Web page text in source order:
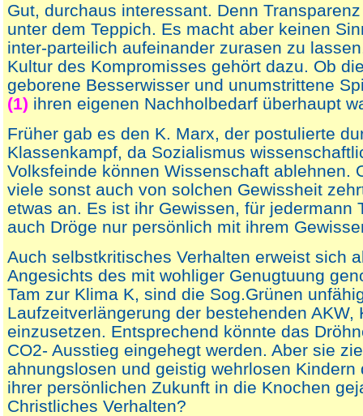
Gut, durchaus interessant. Denn
unter dem Teppich. Es macht aber keinen
inter-parteilich aufeinander zurasen zu
Kultur des Kompromisses gehört dazu. Ob
geborene Besserwisser und unumstrittene
(1) ihren eigenen Nachholbedarf überhaupt
Früher gab es den K. Marx, der postulierte
Klassenkampf, da Sozialismus
Volksfeinde können Wissenschaft ablehnen.
viele sonst auch von solchen Gewissheit
etwas an. Es ist ihr Gewissen, für jedermann
auch Dröge nur persönlich mit ihrem
Auch selbstkritisches Verhalten erweist sich
Angesichts des mit wohliger Genugtuung
Tam zur Klima K, sind die Sog.Grünen
Laufzeitverlängerung der bestehenden AKW,
einzusetzen. Entsprechend könnte das
CO2- Ausstieg eingehegt werden. Aber sie
ahnungslosen und geistig wehrlosen Kindern
ihrer persönlichen Zukunft in die Knochen
Christliches Verhalten?